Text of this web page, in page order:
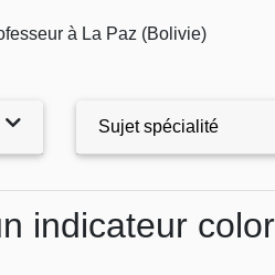
à La Paz (Bolivie)
Sujet spécialité
indicateur